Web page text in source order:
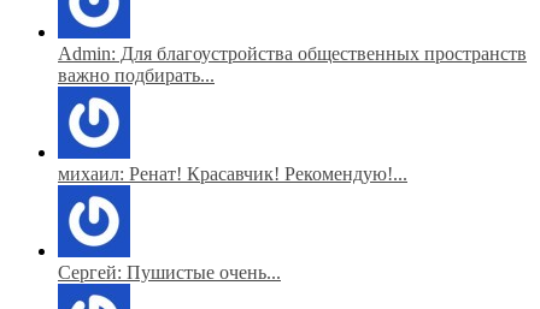
Admin: Для благоустройства общественных пространств
важно подбирать...
михаил: Ренат! Красавчик! Рекомендую!...
Сергей: Пушистые очень...